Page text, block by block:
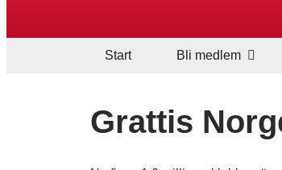
Start Bli medlem
Grattis